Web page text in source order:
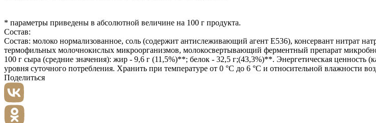
* параметры приведены в абсолютной величине на 100 г продукта.
Состав:
Состав: молоко нормализованное, соль (содержит антислеживающий агент Е536), консервант нитрат
термофильных молочнокислых микроорганизмов, молокосвертывающий ферментный препарат
100 г сыра (средние значения): жир - 9,6 г (11,5%)**; белок - 32,5 г;(43,3%)**. Энергетическая
уровня суточного потребления. Хранить при температуре от 0 °С до 6 °С и относительной влажности
Поделиться